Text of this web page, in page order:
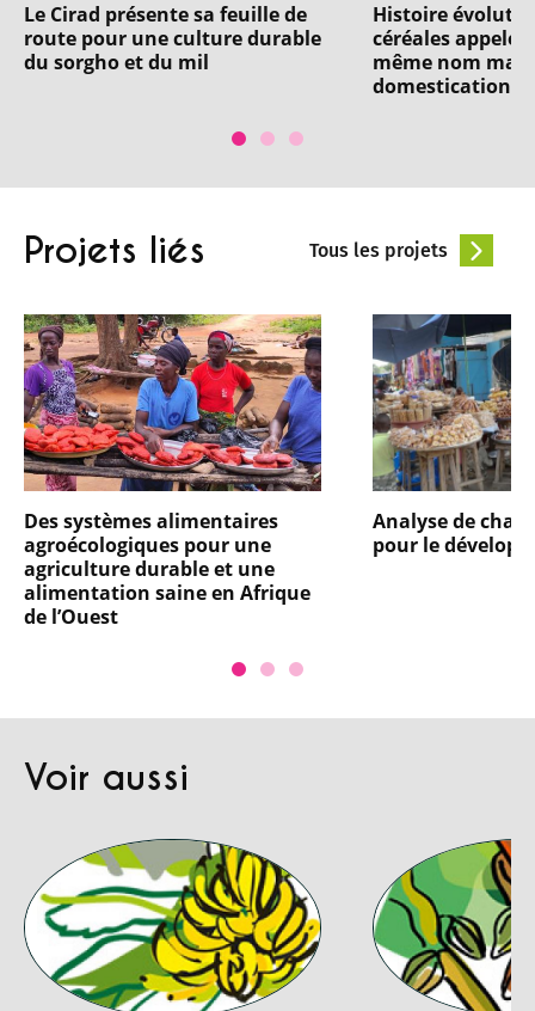
Le Cirad présente sa feuille de
route pour une culture durable
du sorgho et du mil
Histoire
céréales
même nom
domestications
Projets liés Tous les projets
Des systèmes alimentaires
agroécologiques pour une
agriculture durable et une
alimentation saine en Afrique
de l’Ouest
Analyse de
pour le
Voir aussi